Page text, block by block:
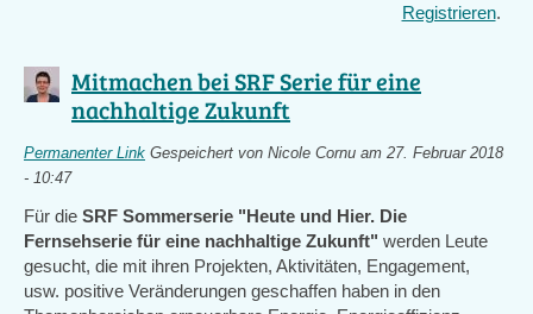
Registrieren.
Mitmachen bei SRF Serie für eine
nachhaltige Zukunft
Permanenter Link Gespeichert von Nicole Cornu am 27. Februar 2018
- 10:47
Für die SRF Sommerserie "Heute und Hier. Die
Fernsehserie für eine nachhaltige Zukunft" werden Leute
gesucht, die mit ihren Projekten, Aktivitäten, Engagement,
usw. positive Veränderungen geschaffen haben in den